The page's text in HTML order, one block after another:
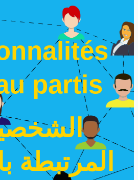
partis
المرتبطة